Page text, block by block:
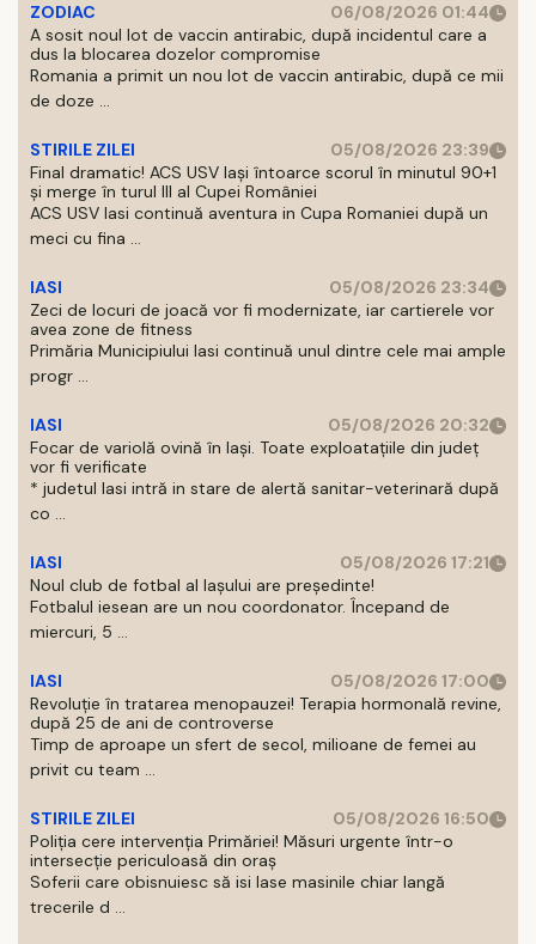
ZODIAC
06/08/2026 01:44
A sosit noul lot de vaccin antirabic, după incidentul care a
dus la blocarea dozelor compromise
Romania a primit un nou lot de vaccin antirabic, după ce mii
de doze ...
STIRILE ZILEI
05/08/2026 23:39
Final dramatic! ACS USV Iași întoarce scorul în minutul 90+1
și merge în turul III al Cupei României
ACS USV Iasi continuă aventura in Cupa Romaniei după un
meci cu fina ...
IASI
05/08/2026 23:34
Zeci de locuri de joacă vor fi modernizate, iar cartierele vor
avea zone de fitness
Primăria Municipiului Iasi continuă unul dintre cele mai ample
progr ...
IASI
05/08/2026 20:32
Focar de variolă ovină în Iași. Toate exploatațiile din județ
vor fi verificate
* judetul Iasi intră in stare de alertă sanitar-veterinară după
co ...
IASI
05/08/2026 17:21
Noul club de fotbal al Iașului are președinte!
Fotbalul iesean are un nou coordonator. Începand de
miercuri, 5 ...
IASI
05/08/2026 17:00
Revoluție în tratarea menopauzei! Terapia hormonală revine,
după 25 de ani de controverse
Timp de aproape un sfert de secol, milioane de femei au
privit cu team ...
STIRILE ZILEI
05/08/2026 16:50
Poliția cere intervenția Primăriei! Măsuri urgente într-o
intersecție periculoasă din oraș
Soferii care obisnuiesc să isi lase masinile chiar langă
trecerile d ...